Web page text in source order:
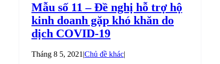
Mẫu số 11 – Đề nghị hỗ trợ hộ
kinh doanh gặp khó khăn do
dịch COVID-19
Tháng 8 5, 2021 |Chủ đề khác|